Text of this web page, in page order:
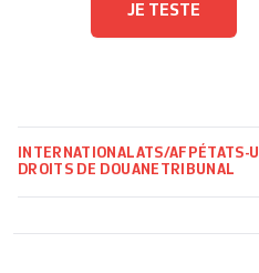
JE TESTE
INTERNATIONALATS/AFP ÉTATS-
DROITS DE DOUANE TRIBUNAL